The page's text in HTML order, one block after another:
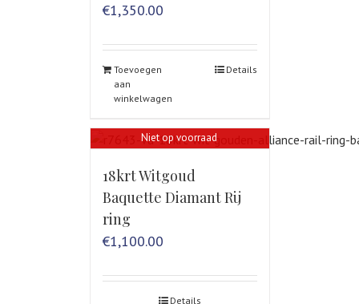
€1,350.00
Toevoegen
aan
winkelwagen
Details
Niet op voorraad
18krt Witgoud
Baquette Diamant Rij
ring
€1,100.00
Details